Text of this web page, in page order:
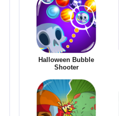
Halloween Bubble
Shooter